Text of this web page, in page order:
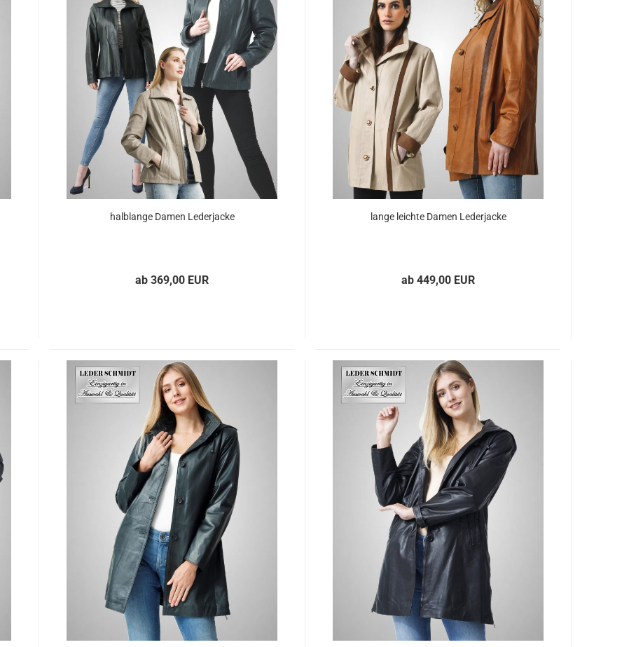
halb­lan­ge Damen Le­der­ja­cke
ab 369,00 EUR
lange leich­te Damen Le­der­ja­cke
ab 449,00 EUR